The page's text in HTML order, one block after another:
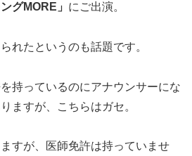
グMORE」 にご出演。
れたというのも話題です。
持っているのにアナウンサーにな
ますが、こちらはガセ。
すが、医師免許は持っていませ